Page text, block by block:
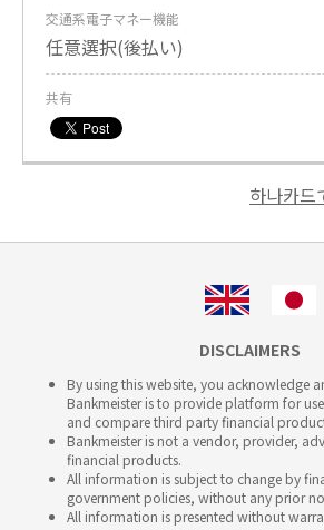
交通系電子マネー機能
任意選択(後払い)
共有
하나카
DISCLAIMERS
By using this website, you acknowledge
Bankmeister is to provide platform for
and compare third party financial
Bankmeister is not a vendor, provider,
financial products.
All information is subject to change by
government policies, without any prior
All information is presented without